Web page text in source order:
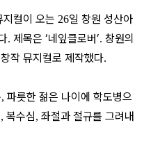
컬이 오는 26일 창원 성산아
. 제목은 ‘네잎클로버’. 창원의
작 뮤지컬로 제작했다.
, 파릇한 젊은 나이에 학도병으
, 복수심, 좌절과 절규를 그려내